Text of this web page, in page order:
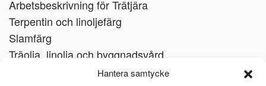
Hantera samtycke
Arbetsbeskrivning för Trätjära
Terpentin och linoljefärg
Slamfärg
Träolja, linolja och byggnadsvård